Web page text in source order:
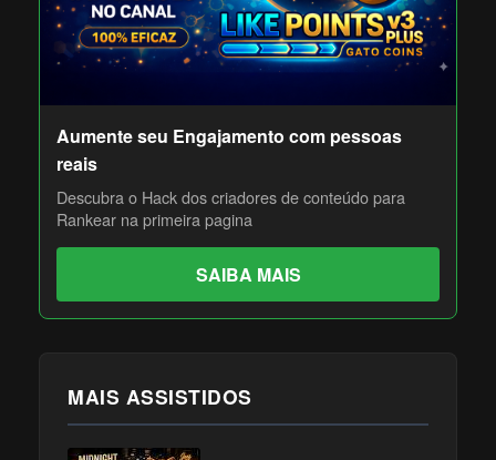
Aumente seu Engajamento com pessoas
reais
Descubra o Hack dos criadores de conteúdo para
Rankear na primeira pagina
SAIBA MAIS
MAIS ASSISTIDOS